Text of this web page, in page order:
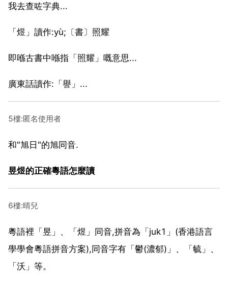
我去查咗字典...
「煜」讀作:yù;〔書〕照耀
即喺古書中喺指「照耀」嘅意思...
廣東話讀作:「譽」...
5樓:匿名使用者
和"旭日"的旭同音.
昱煜的正確粵語怎麼讀
6樓:晴兒
粵語裡「昱」、「煜」同音,拼音為「juk1」(香港語言
學學會粵語拼音方案),同音字有「鬱(濃郁)」、「毓」、
「沃」等。